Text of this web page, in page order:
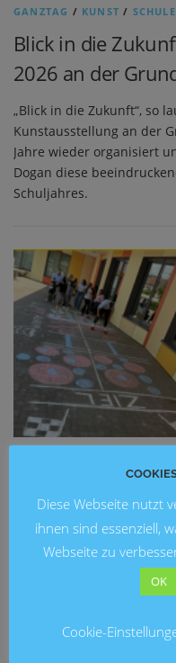
GANZTAG / KUNST /
Blick in die
2026 an der
„Blick in die Zukunft“, so
Kunstausstellung an der
Jahre wieder organisiert
Dogan diese
Schuljahres.
SCHULEN
Ein fröhliches
Grimm-Schule
Am 05.06.2026 feierte die
mit den Schülerinnen
gelungenes Schulfest.
Diese Webseite nutzt
ihnen sind essenziell,
Webseite zu
OK
Cookie-